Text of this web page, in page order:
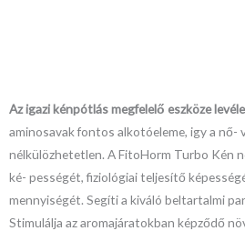
Az igazi kénpótlás megfelelő eszköze
aminosavak fontos alkotóeleme, igy a nő-
nélkülözhetetlen. A FitoHorm Turbo Kén
ké- pességét, fiziológiai teljesítő
mennyiségét. Segíti a kiváló beltartalmi
Stimulálja az aromajáratokban képződő